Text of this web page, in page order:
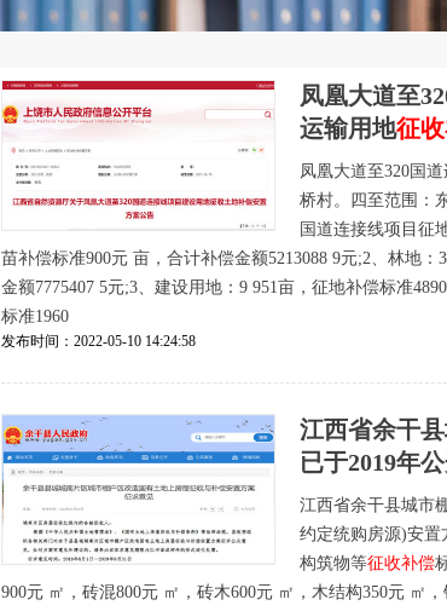
凤凰大道至
运输用地征
凤凰大道至320国
桥村。四至范围：
国道连接线项目征
苗补偿标准900元 亩，合计补偿金额5213088 9元;2、林地
金额7775407 5元;3、建设用地：9 951亩，征地补偿标准
标准1960
发布时间：2022-05-10 14:24:58
江西省余干
已于2019年
江西省余干县城市
约定统购房源)安置
构筑物等征收补偿
900元 ㎡，砖混800元 ㎡，砖木600元 ㎡，木结构350元 ㎡